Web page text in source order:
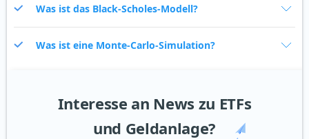
Was ist das Black-Scholes-Modell?
Was ist eine Monte-Carlo-Simulation?
Interesse an News zu ETFs
und Geldanlage?